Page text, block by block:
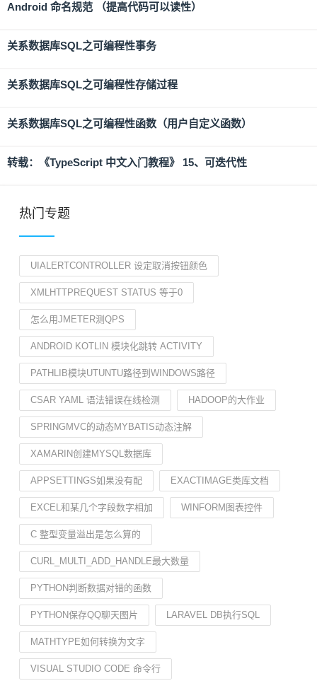
Android 命名规范 （提高代码可以读性）
关系数据库SQL之可编程性事务
关系数据库SQL之可编程性存储过程
关系数据库SQL之可编程性函数（用户自定义函数）
转载：《TypeScript 中文入门教程》 15、可迭代性
热门专题
UIALERTCONTROLLER 设定取消按钮颜色
XMLHTTPREQUEST STATUS 等于0
怎么用JMETER测QPS
ANDROID KOTLIN 模块化跳转 ACTIVITY
PATHLIB模块UTUNTU路径到WINDOWS路径
CSAR YAML 语法错误在线检测 HADOOP的大作业
SPRINGMVC的动态MYBATIS动态注解
XAMARIN创建MYSQL数据库
APPSETTINGS如果没有配 EXACTIMAGE类库文档
EXCEL和某几个字段数字相加 WINFORM图表控件
C 整型变量溢出是怎么算的
CURL_MULTI_ADD_HANDLE最大数量
PYTHON判断数据对错的函数
PYTHON保存QQ聊天图片 LARAVEL DB执行SQL
MATHTYPE如何转换为文字
VISUAL STUDIO CODE 命令行